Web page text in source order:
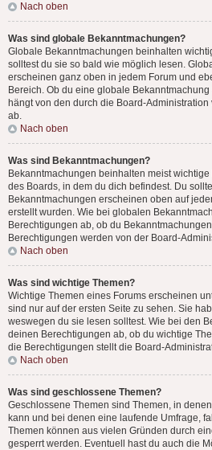
Nach oben
Was sind globale Bekanntmachungen?
Globale Bekanntmachungen beinhalten
solltest du sie so bald wie möglich lesen.
erscheinen ganz oben in jedem Forum und
Bereich. Ob du eine globale
hängt von den durch die Board-
ab.
Nach oben
Was sind Bekanntmachungen?
Bekanntmachungen beinhalten meist
des Boards, in dem du dich befindest. Du
Bekanntmachungen erscheinen oben auf
erstellt wurden. Wie bei globalen
Berechtigungen ab, ob du
Berechtigungen werden von der Board-
Nach oben
Was sind wichtige Themen?
Wichtige Themen eines Forums erscheinen
sind nur auf der ersten Seite zu sehen. Sie
weswegen du sie lesen solltest. Wie bei den
deinen Berechtigungen ab, ob du wichtige
die Berechtigungen stellt die Board-
Nach oben
Was sind geschlossene Themen?
Geschlossene Themen sind Themen, in
kann und bei denen eine laufende Umfrage,
Themen können aus vielen Gründen durch
gesperrt werden. Eventuell hast du auch die